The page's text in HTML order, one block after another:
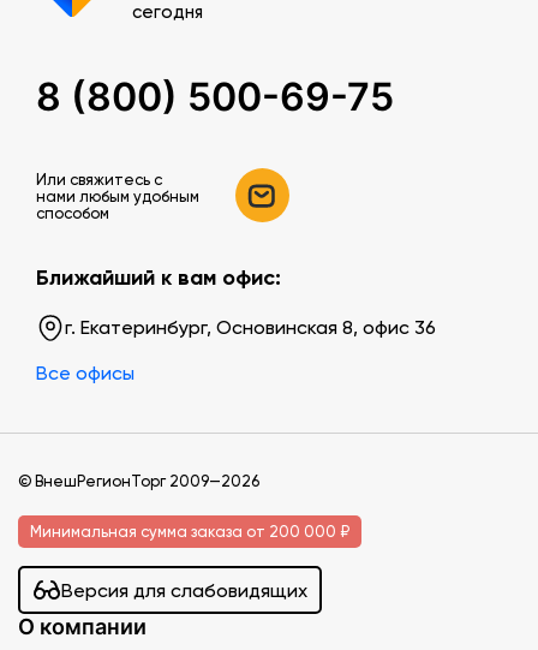
сегодня
8 (800) 500-69-75
Или свяжитесь c
нами любым удобным
способом
Ближайший к вам офис:
г. Екатеринбург, Основинская 8, офис 36
Все офисы
© ВнешРегионТорг 2009—2026
Минимальная сумма заказа от 200 000 ₽
Версия для слабовидящих
О компании